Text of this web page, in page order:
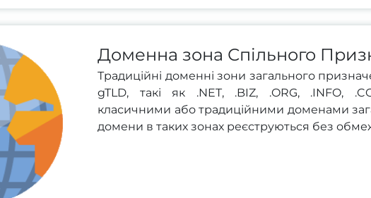
Доменна зона Спільного
Традиційні доменні зони загального
gTLD, такі як .NET, .BIZ, .ORG, .INFO,
класичними або традиційними доменами
домени в таких зонах реєструються без